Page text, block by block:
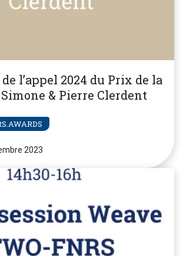
l’appel 2024 du Prix de la
& Pierre Clerdent
2023